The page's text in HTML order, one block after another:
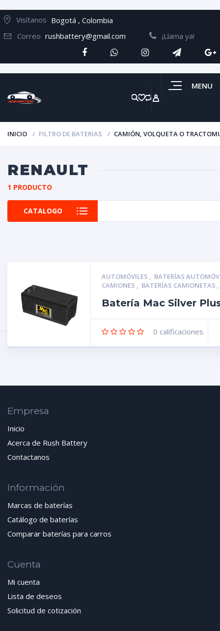
Visítanos Bogotá , Colombia
Correo rushbattery@gmail.com ¡Llama ya!
MENU
INICIO FILTRO DE BATERIAS CAMIÓN, VOLQUETA O
RENAULT
1 PRODUCTO
CATALOGO
AUTOMÓVILES , BATERÍAS
CAMIONES , BATERÍAS CAMIONETAS
Batería Mac Silver
0 calificaciones
Empresa
Inicio
Acerca de Rush Battery
Contactanos
Información
Marcas de baterías
Catálogo de baterías
Comparar baterías para carros
Cuenta
Mi cuenta
Lista de deseos
Solicitud de cotización